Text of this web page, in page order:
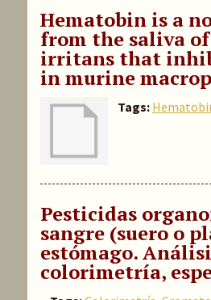
Hematobin is a
from the saliva
irritans that
in murine
Tags:
Pesticidas
sangre (suero o
estómago.
colorimetría,